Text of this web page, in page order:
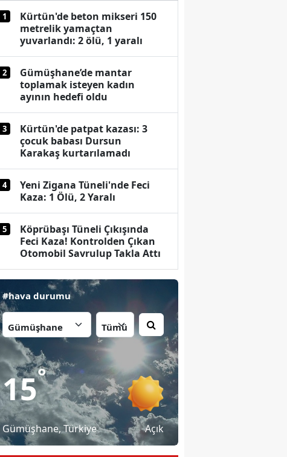
1
Kürtün'de beton mikseri 150
metrelik yamaçtan
yuvarlandı: 2 ölü, 1 yaralı
2
Gümüşhane’de mantar
toplamak isteyen kadın
ayının hedefi oldu
3
Kürtün'de patpat kazası: 3
çocuk babası Dursun
Karakaş kurtarılamadı
4
Yeni Zigana Tüneli'nde Feci
Kaza: 1 Ölü, 2 Yaralı
5
Köprübaşı Tüneli Çıkışında
Feci Kaza! Kontrolden Çıkan
Otomobil Savrulup Takla Attı
#hava durumu
15°
Gümüşhane, Türkiye Açık